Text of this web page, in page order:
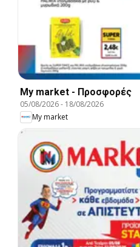
My market - Προσφορές
05/08/2026- 18/08/2026
My market